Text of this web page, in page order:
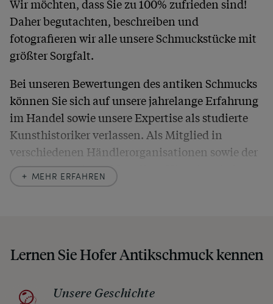
Wir möchten, dass Sie zu 100% zufrieden sind!
Daher begutachten, beschreiben und
fotografieren wir alle unsere Schmuckstücke mit
größter Sorgfalt.
Bei unseren Bewertungen des antiken Schmucks
können Sie sich auf unsere jahrelange Erfahrung
im Handel sowie unsere Expertise als studierte
Kunsthistoriker verlassen. Als Mitglied in
verschiedenen Händlerorganisationen sowie der
Sie, wenn unser Paket zu Ihnen kommt, keine
müssen.
MEHR ERFAHREN
Lernen Sie Hofer Antikschmuck kennen
Unsere Geschichte